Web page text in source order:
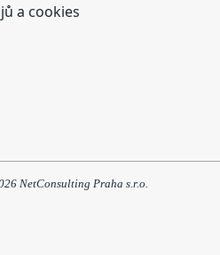
a cookies
NetConsulting Praha s.r.o.